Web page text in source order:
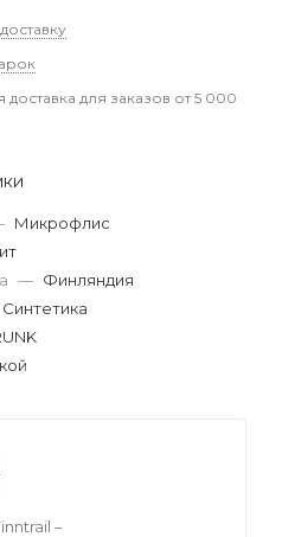
доставка для заказов от 5 000
Микрофлис
— Финляндия
Синтетика
–